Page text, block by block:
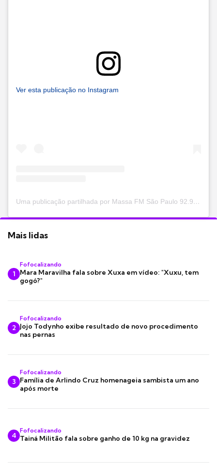
Ver esta publicação no Instagram
Uma publicação partilhada por Massa FM São Paulo 92.9 (@massafmoficial)
Mais lidas
1
Fofocalizando
Mara Maravilha fala sobre Xuxa em vídeo: "Xuxu, tem
gogó?"
2
Fofocalizando
Jojo Todynho exibe resultado de novo procedimento
nas pernas
3
Fofocalizando
Família de Arlindo Cruz homenageia sambista um ano
após morte
4
Fofocalizando
Tainá Militão fala sobre ganho de 10 kg na gravidez